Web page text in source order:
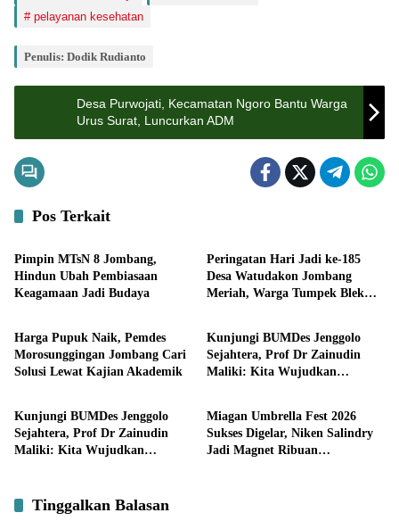
pelayanan kesehatan
Penulis: Dodik Rudianto
Desa Purwojati, Kecamatan Ngoro Bantu Warga
Urus Surat, Luncurkan ADM
Pos Terkait
Lifestyle
Pimpin MTsN 8 Jombang,
Hindun Ubah Pembiasaan
Keagamaan Jadi Budaya
Peringatan Hari Jadi ke-185
Desa Watudakon Jombang
Meriah, Warga Tumpek Blek
Uncategorized
Harga Pupuk Naik, Pemdes
Morosunggingan Jombang Cari
Solusi Lewat Kajian Akademik
Pemerintahan
Kunjungi BUMDes Jenggolo
Sejahtera, Prof Dr Zainudin
Maliki: Kita Wujudkan
Bisnis
Kunjungi BUMDes Jenggolo
Sejahtera, Prof Dr Zainudin
Maliki: Kita Wujudkan
Pemerintahan
Miagan Umbrella Fest 2026
Sukses Digelar, Niken Salindry
Jadi Magnet Ribuan
Tinggalkan Balasan